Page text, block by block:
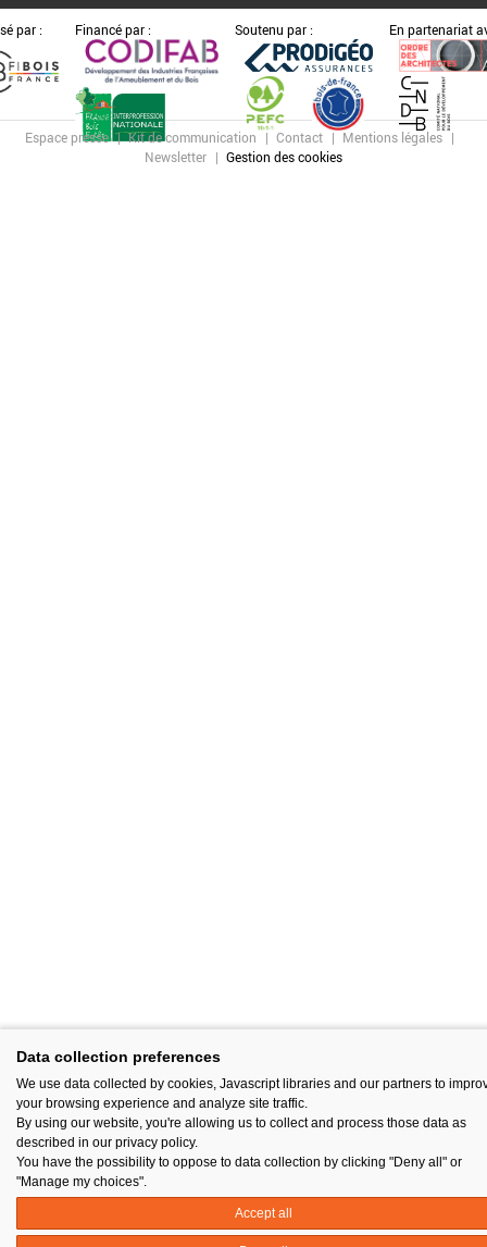
par : Financé par : Soutenu par : En partenariat
Espace presse Kit de communication Contact
Mentions légales
Newsletter
Gestion des cookies
Data collection preferences
We use data collected by cookies, Javascript libraries and our partners to
your browsing experience and analyze site traffic.
By using our website, you're allowing us to collect and process those data as
described in our privacy policy.
You have the possibility to oppose to data collection by clicking "Deny all" or
"Manage my choices".
Accept all